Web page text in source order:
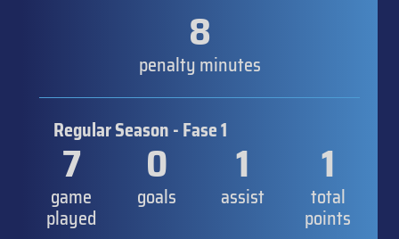
8
penalty minutes
Regular Season - Fase 1
7
game
played
0
goals
1
assist
1
total
points